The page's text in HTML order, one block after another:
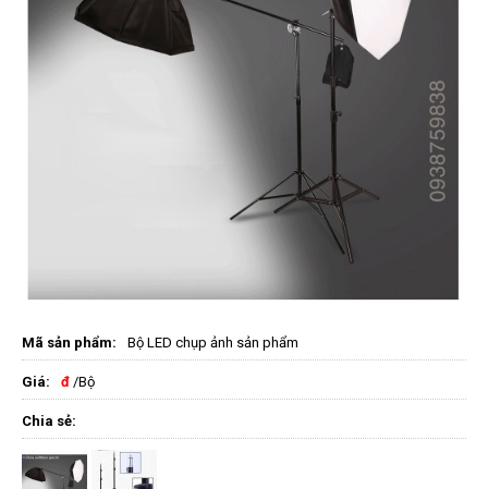
Mã sản phẩm: Bộ LED chụp ảnh sản phẩm
Giá: đ /Bộ
Chia sẻ: